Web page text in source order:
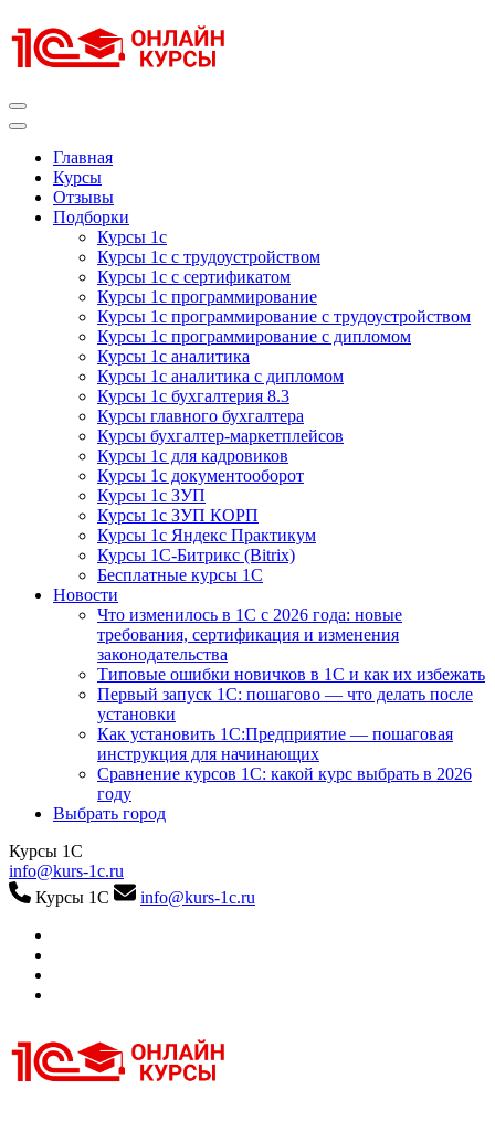
к
содержимому
Главная
Курсы
Отзывы
Подборки
Курсы 1с
Курсы 1с с трудоустройством
Курсы 1с с сертификатом
Курсы 1с программирование
Курсы 1с программирование с трудоустройством
Курсы 1с программирование с дипломом
Курсы 1с аналитика
Курсы 1с аналитика с дипломом
Курсы 1с бухгалтерия 8.3
Курсы главного бухгалтера
Курсы бухгалтер-маркетплейсов
Курсы 1с для кадровиков
Курсы 1с документооборот
Курсы 1с ЗУП
Курсы 1с ЗУП КОРП
Курсы 1с Яндекс Практикум
Курсы 1С-Битрикс (Bitrix)
Бесплатные курсы 1С
Новости
Что изменилось в 1С с 2026 года: новые
требования, сертификация и изменения
законодательства
Типовые ошибки новичков в 1С и как их избежать
Первый запуск 1С: пошагово — что делать после
установки
Как установить 1С:Предприятие — пошаговая
инструкция для начинающих
Сравнение курсов 1С: какой курс выбрать в 2026
году
Выбрать город
Курсы 1С
info@kurs-1c.ru
Курсы 1С
info@kurs-1c.ru